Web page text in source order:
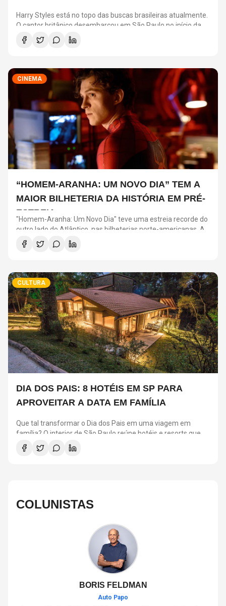
Harry Styles está no topo das buscas brasileiras atualmente.
O cantor britânico desembarcou em São Paulo no início da
semana para cumprir uma agenda de quatro shows na
capital paulista.
CINEMA
“HOMEM-ARANHA: UM NOVO DIA” TEM A
MAIOR BILHETERIA DA HISTÓRIA EM PRÉ-
ESTREIA
"Homem-Aranha: Um Novo Dia" teve uma estreia recorde do
outro lado do Atlântico, nas bilheterias norte-americanas. As
amostras de quarta-feira e quinta-feira do filme nos Estados
Unidos conquistaram impressionantes US$ 72 milhões em
CULTURA
DIA DOS PAIS: 8 HOTÉIS EM SP PARA
APROVEITAR A DATA EM FAMÍLIA
Que tal transformar o Dia dos Pais em uma viagem em
família? O interior de São Paulo reúne hotéis e resorts que
combinam conforto, natureza, gastronomia e atividades
para todas as idades. Entre as opções estão o Hotel Toriba,
COLUNISTAS
BORIS FELDMAN
Auto Papo